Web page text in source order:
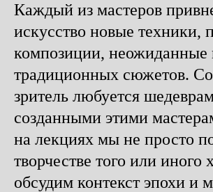
Каждый из мастеров
искусство новые техники,
композиции, неожиданные
традиционных сюжетов.
зритель любуется
созданными этими
на лекциях мы не просто
творчестве того или иного
обсудим контекст эпохи и